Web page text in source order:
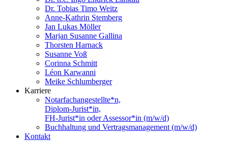
Dr. Tobias Timo Weitz
Anne-Kathrin Stemberg
Jan Lukas Möller
Marjan Susanne Gallina
Thorsten Harnack
Susanne Voß
Corinna Schmitt
Léon Karwanni
Meike Schlumberger
Karriere
Notarfachangestellte*n,
Diplom-Jurist*in,
FH-Jurist*in oder Assessor*in (m/w/d)
Buchhaltung und Vertragsmanagement (m/w/d)
Kontakt